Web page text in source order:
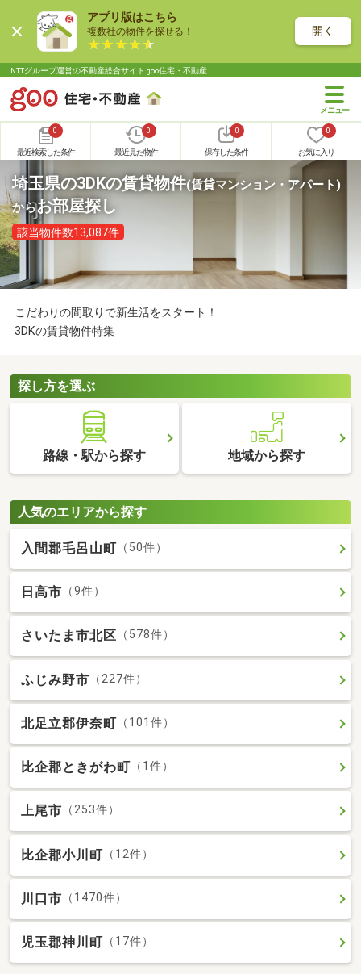
アプリ版はこちら
複数社の物件を探せる！ 開く
NTTグループ運営の不動産総合サイト goo住宅・不動産
0
最近検索した条件
0
最近見た物件
0
保存した条件
0
お気に入り
埼玉県の3DKの賃貸物件(賃貸マンション・アパート)
からお部屋探し
該当物件数13,087件
こだわりの間取りで新生活をスタート！
3DKの賃貸物件特集
探し方を選ぶ
路線・駅から探す 地域から探す
人気のエリアから探す
入間郡毛呂山町 （50件）
日高市 （9件）
さいたま市北区 （578件）
ふじみ野市 （227件）
北足立郡伊奈町 （101件）
比企郡ときがわ町 （1件）
上尾市 （253件）
比企郡小川町 （12件）
川口市 （1470件）
児玉郡神川町 （17件）